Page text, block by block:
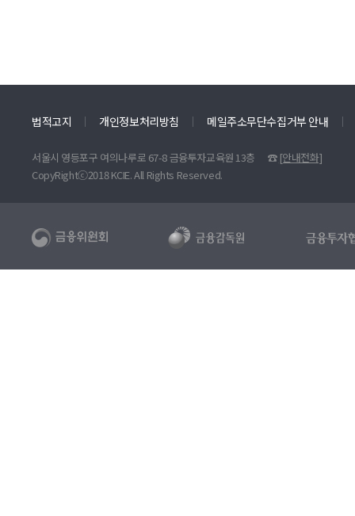
법적고지 개인정보처리방침 메일주소무단수집거부 안내
서울시 영등포구 여의나루로 67-8 금융투자교육원 13층 ☎ [안내전화]
CopyRightⓒ2018 KCIE. All Rights Reserved.